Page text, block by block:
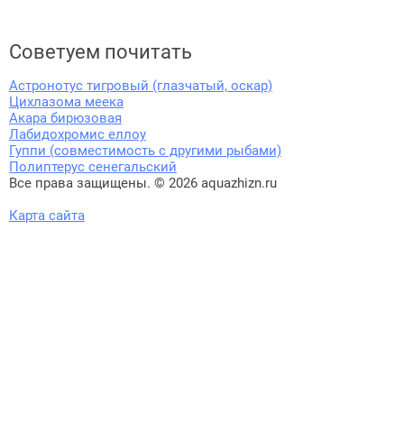
Советуем почитать
Астронотус тигровый (глазчатый, оскар)
Цихлазома меека
Акара бирюзовая
Лабидохромис еллоу
Гуппи (совместимость с другими рыбами)
Полиптерус сенегальский
Все права защищены. © 2026 aquazhizn.ru
Карта сайта